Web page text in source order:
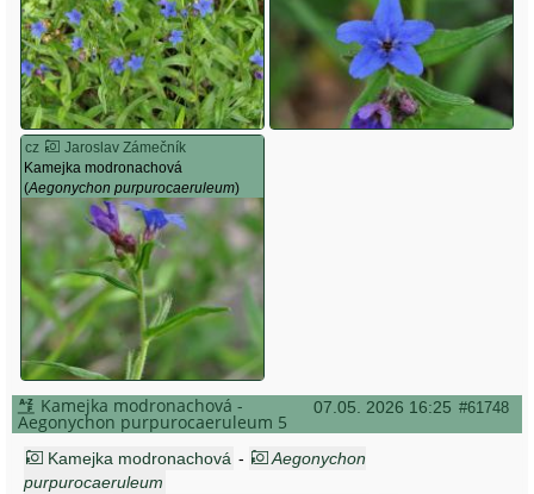
cz
Jaroslav Zámečník
Kamejka modronachová
(Aegonychon purpurocaeruleum)
07.05. 2026 16:25 #61748
Kamejka modronachová -
Aegonychon purpurocaeruleum 5
Kamejka modronachová -
Aegonychon
purpurocaeruleum